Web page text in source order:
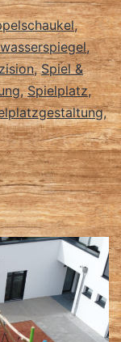
,
,
,Spiel &
,Spielplatz,
,